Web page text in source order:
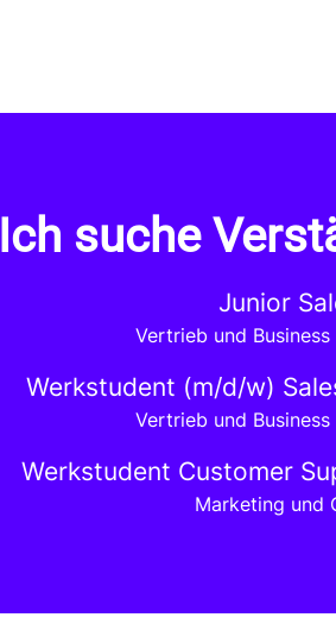
Ich suche
Junior
Vertrieb und
Werkstudent (m/d/w)
Vertrieb und
Werkstudent Customer
Marketing und